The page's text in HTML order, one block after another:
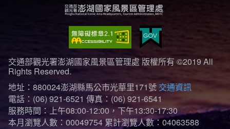
交通部觀光署澎湖國家風景區管理處 版權所有 ©2019 All
Rights Reserved.
地址：880024澎湖縣馬公市光華里171號 交通資訊
電話：(06) 921-6521 傳真：(06) 921-6541
服務時間：上午08:00-12:00，下午13:30-17:30
本月瀏覽人數：00049754 累計瀏覽人數：04063588